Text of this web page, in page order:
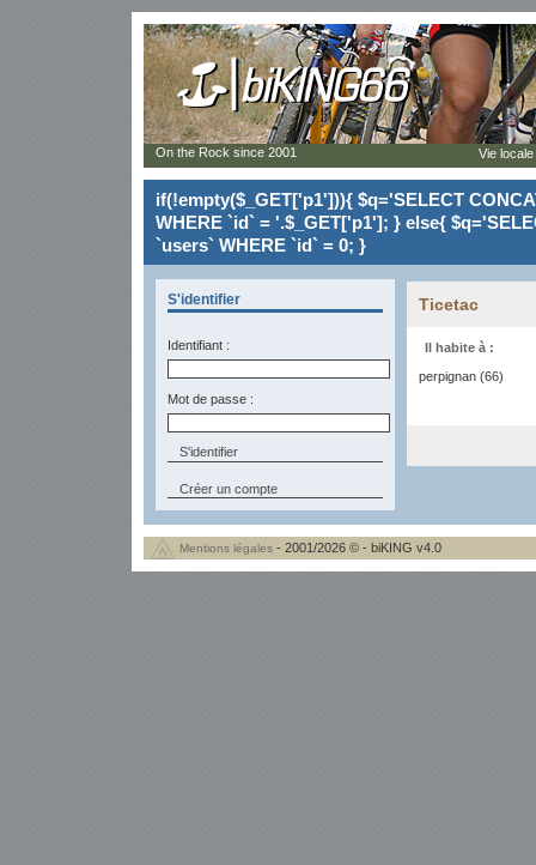
if(!empty($_GET['p1'])){ $q='SELECT
WHERE `id` = '.$_GET['p1']; } else{
`users` WHERE `id` = 0; }
S'identifier
Identifiant :
Mot de passe :
Créer un compte
Ticetac
Il habite à :
perpignan (66)
On the Rock since 2001 Vie
Mentions légales - 2001/2026 © - biKING v4.0